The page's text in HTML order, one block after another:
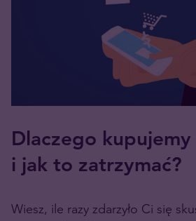
Dlaczego
i jak to zatrzymać?
Wiesz, ile razy zdarzyło Ci się